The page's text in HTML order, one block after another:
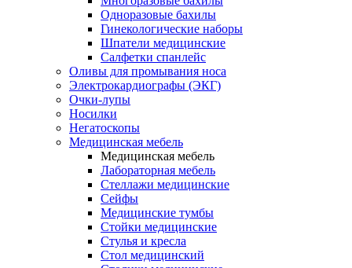
Одноразовые бахилы
Гинекологические наборы
Шпатели медицинские
Салфетки спанлейс
Оливы для промывания носа
Электрокардиографы (ЭКГ)
Очки-лупы
Носилки
Негатоскопы
Медицинская мебель
Медицинская мебель
Лабораторная мебель
Стеллажи медицинские
Сейфы
Медицинские тумбы
Стойки медицинские
Cтулья и кресла
Стол медицинский